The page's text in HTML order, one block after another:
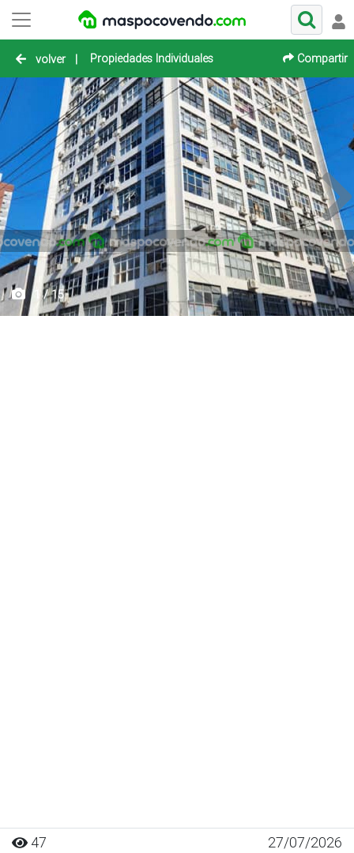
volver | Propiedades Individuales Compartir
1 / 15
47 27/07/2026